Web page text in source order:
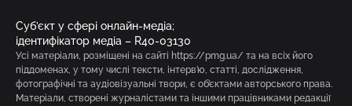
Суб’єкт у сфері онлайн-медіа;
ідентифікатор медіа – R40-03130
Усі матеріали, розміщені на сайті https://pmg.ua/ та на всіх його
піддоменах, у тому числі тексти, інтерв’ю, статті, дослідження,
фотографічні та аудіовізуальні твори, є об’єктами авторського права.
Матеріали, створені журналістами та іншими працівниками редакції